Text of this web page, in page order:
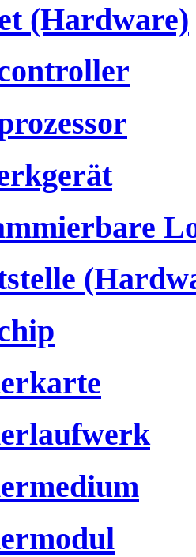
(Hardware)